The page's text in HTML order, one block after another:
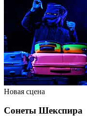
Новая сцена
Сонеты Шекспира